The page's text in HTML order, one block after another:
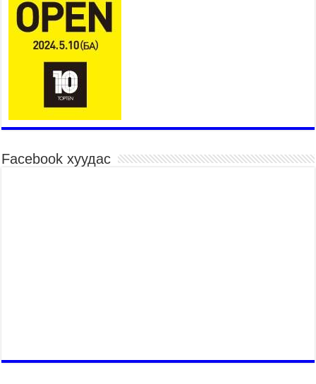
2026 оны 7 сар 21 / 13 цаг 43 минут
COP17 хурлын үеэрх замын хөдөлгөөн, нийтийн
тээврийн зохицуулалт, сургууль, цэцэрлэг, зах,
иргэдэд мэдээлэхийг үүрэг болголоо
2026 оны 7 сар 21 / 11 цаг 59 минут
Гэр бүлийн хэрэг шүүхэд хянан шийдвэрлэх
тухай хуулиар хүүхдийн дээд ашиг сонирхлыг
нэн тэргүүнд хангахыг баталгаажууллаа
Б.Пүрэвдагва: “Туул-1” коллекторыг ашиглалтад
Facebook хуудас